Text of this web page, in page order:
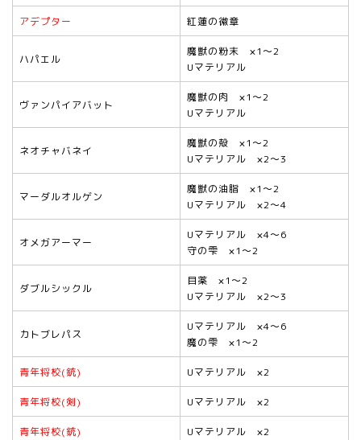
アデプター 紅蓮の徽章
ハパエル
魔獣の粉末 ×1～2
Uマテリアル
ヴァンパイアバット
魔獣の肉 ×1～2
Uマテリアル
ネオチャバネイ
魔獣の殻 ×1～2
Uマテリアル ×2～3
マーダルオルゲン
魔獣の油脂 ×1～2
Uマテリアル ×2～4
オメガアーマー
Uマテリアル ×4～6
守の雫 ×1～2
ダブルシックル
目薬 ×1～2
Uマテリアル ×2～3
カトブレパス
Uマテリアル ×4～6
魔の雫 ×1～2
青年将校(銃) Uマテリアル ×2
青年将校(剣) Uマテリアル ×2
青年将校(銃) Uマテリアル ×2